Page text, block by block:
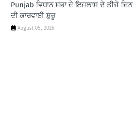
Punjab ਵਿਧਾਨ ਸਭਾ ਦੇ ਇਜਲਾਸ ਦੇ ਤੀਜੇ ਦਿਨ
ਦੀ ਕਾਰਵਾਈ ਸ਼ੁਰੂ
August 05, 2026